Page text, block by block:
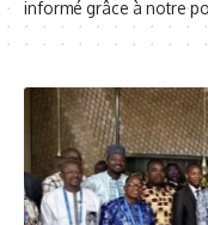
informé grâce à notre